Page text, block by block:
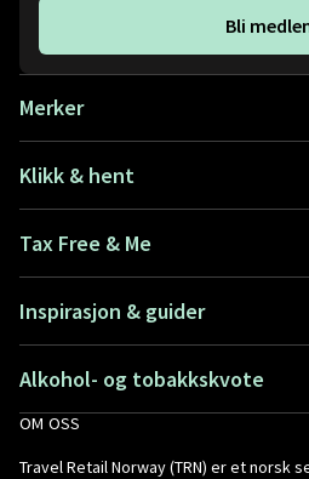
Bli
Merker
Klikk & hent
Tax Free & Me
Inspirasjon & guider
Alkohol- og tobakkskvote
OM OSS
Travel Retail Norway (TRN) er et norsk